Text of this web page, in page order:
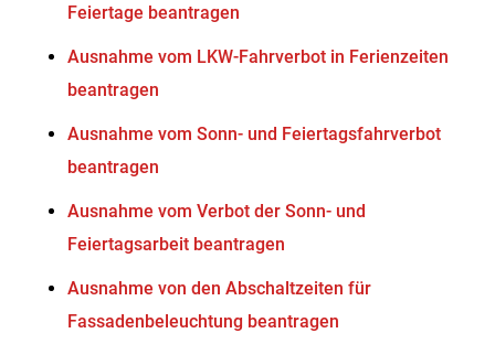
Feiertage beantragen
Ausnahme vom LKW-Fahrverbot in Ferienzeiten
beantragen
Ausnahme vom Sonn- und Feiertagsfahrverbot
beantragen
Ausnahme vom Verbot der Sonn- und
Feiertagsarbeit beantragen
Ausnahme von den Abschaltzeiten für
Fassadenbeleuchtung beantragen